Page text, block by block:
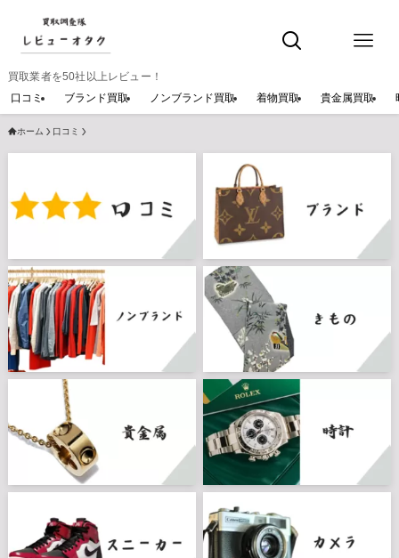
買取業者を50社以上レビュー！
口コミ
ブランド買取 ノンブランド買取 着物買取 貴金属買取
ホーム 口コミ